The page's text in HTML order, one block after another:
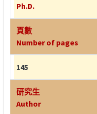
Ph.D.
頁數
Number of pages
145
研究生
Author